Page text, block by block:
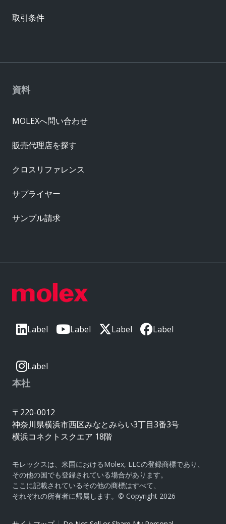
Label Label Label Label
Label
本社
〒220-0012
神奈川県横浜市西区みなとみらい3丁目3番3号
横浜コネクトスクエア 18階
モレックスは、米国におけるMolex, LLCの登録商標であり、
その他の国でも登録されている場合があります。
ここに記載されているその他の商標はすべて、
それぞれの所有者に帰属します。© Copyright 2026
資料
MOLEXへ問い合わせ
販売代理店を探す
クロスリファレンス
サプライヤー
サンプル請求
取引条件